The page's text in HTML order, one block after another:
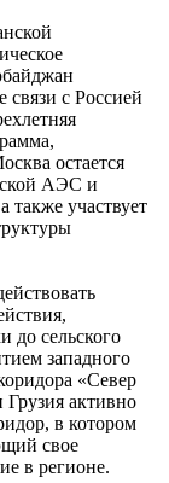
связи с Россией
остается
АЭС и
также участвует
до сельского
западного
«Север
активно
в котором
свое
в регионе.